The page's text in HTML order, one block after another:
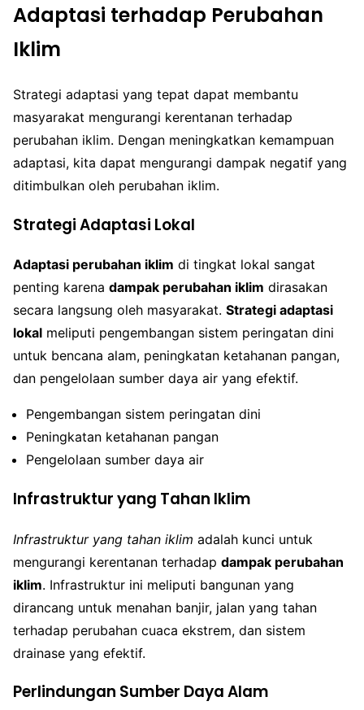
Adaptasi terhadap Perubahan
Iklim
Strategi adaptasi yang tepat dapat membantu
masyarakat mengurangi kerentanan terhadap
perubahan iklim. Dengan meningkatkan kemampuan
adaptasi, kita dapat mengurangi dampak negatif yang
ditimbulkan oleh perubahan iklim.
Strategi Adaptasi Lokal
Adaptasi perubahan iklim di tingkat lokal sangat
penting karena dampak perubahan iklim dirasakan
secara langsung oleh masyarakat. Strategi adaptasi
lokal meliputi pengembangan sistem peringatan dini
untuk bencana alam, peningkatan ketahanan pangan,
dan pengelolaan sumber daya air yang efektif.
Pengembangan sistem peringatan dini
Peningkatan ketahanan pangan
Pengelolaan sumber daya air
Infrastruktur yang Tahan Iklim
Infrastruktur yang tahan iklim adalah kunci untuk
mengurangi kerentanan terhadap dampak perubahan
iklim. Infrastruktur ini meliputi bangunan yang
dirancang untuk menahan banjir, jalan yang tahan
terhadap perubahan cuaca ekstrem, dan sistem
drainase yang efektif.
Perlindungan Sumber Daya Alam